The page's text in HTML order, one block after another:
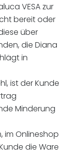
VESA zur
bereit oder
über
die Diana
in
ist der Kunde
Minderung
im Onlineshop
die Ware